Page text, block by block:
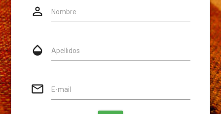
person_outline Nombre
opacity Apellidos
mail_outline E-mail
Website